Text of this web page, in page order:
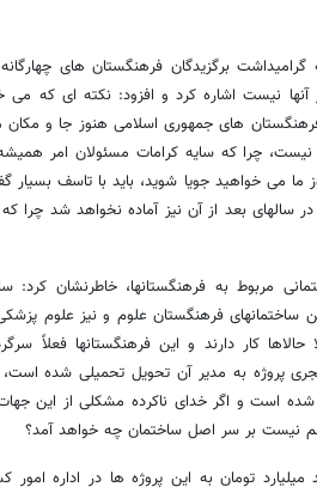
برگزیدگان فرهنگستان های چهارگانه
نیست اشاره کرد و افزود: نکته ای که می
های جمهوری اسلامی هنوز جا و مکان
نیست، چرا که سایه کرامات مسئولان امر
ما می خواهید جویا شوید، باید با تاسف
سالهای بعد از آن نیز آماده نخواهد شد چرا که
مربوط به فرهنگستانها، خاطرنشان کرد:
فرهنگستان علوم و نیز علوم
کار دارند و این فرهنگستانها فعلاً
پروژه به مدیر آن تحویل تحمیلی شده
است و اگر خدای ناکرده مشکلی از این
نیست بر سر اصل ساختمان چه خواهد آمد؟
تومان به این پروژه ها در اداره امور